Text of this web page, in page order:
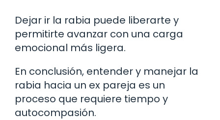
Dejar ir la rabia puede liberarte y
permitirte avanzar con una carga
emocional más ligera.
En conclusión, entender y manejar la
rabia hacia un ex pareja es un
proceso que requiere tiempo y
autocompasión.